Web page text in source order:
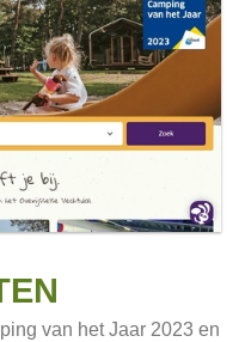
van het Jaar 2023 en